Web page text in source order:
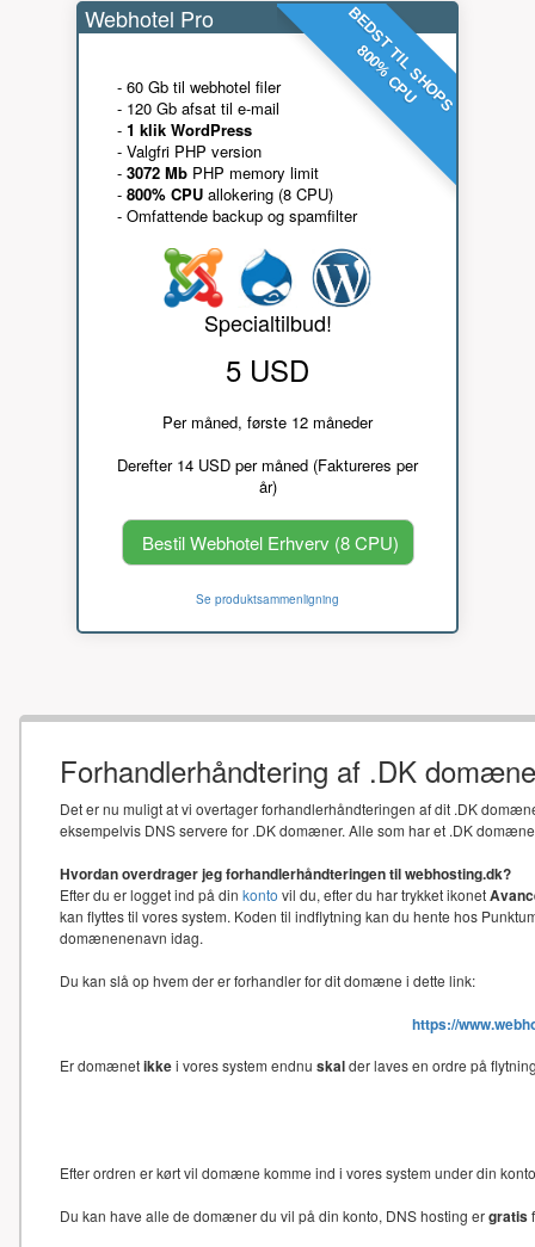
BEDST TIL SHOPS
800% CPU
Webhotel Pro
- 60 Gb til webhotel filer
- 120 Gb afsat til e-mail
- 1 klik WordPress
- Valgfri PHP version
- 3072 Mb PHP memory limit
- 800% CPU allokering (8 CPU)
- Omfattende backup og spamfilter
Specialtilbud!
5 USD
Per måned, første 12 måneder
Derefter 14 USD per måned (Faktureres per
år)
Bestil Webhotel Erhverv (8 CPU)
Se produktsammenligning
Forhandlerhåndtering af .DK
Det er nu muligt at vi overtager forhandlerhåndteringen af dit .DK
eksempelvis DNS servere for .DK domæner. Alle som har et .DK
Hvordan overdrager jeg forhandlerhåndteringen til webhosting.dk?
Efter du er logget ind på din konto vil du, efter du har trykket ikonet
kan flyttes til vores system. Koden til indflytning kan du hente hos
domænenenavn idag.
Du kan slå op hvem der er forhandler for dit domæne i dette link:
https://
Er domænetikkei vores system endnu skalder laves en ordre på
Efter ordren er kørt vil domæne komme ind i vores system under din
Du kan have alle de domæner du vil på din konto, DNS hosting ergratis